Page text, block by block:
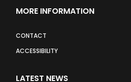
MORE INFORMATION
CONTACT
ACCESSIBILITY
LATEST NEWS